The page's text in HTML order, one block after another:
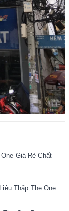
Giá Rẻ Chất
Thấp The One